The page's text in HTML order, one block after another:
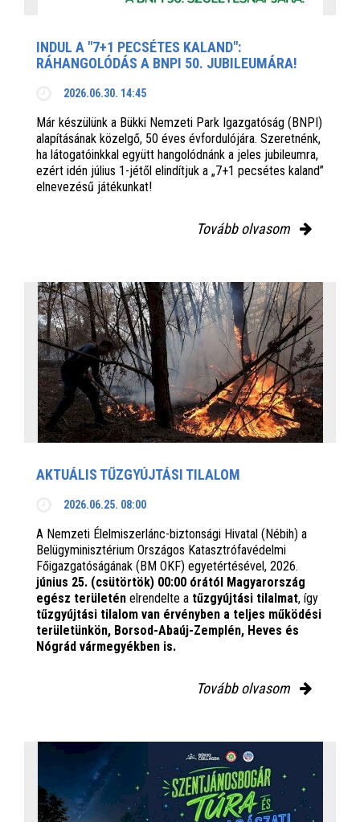
INDUL A "7+1 PECSÉTES KALAND":
RÁHANGOLÓDÁS A BNPI 50. JUBILEUMÁRA!
2026.06.30. 14:45
Már készülünk a Bükki Nemzeti Park Igazgatóság (BNPI)
alapításának közelgő, 50 éves évfordulójára. Szeretnénk,
ha látogatóinkkal együtt hangolódnánk a jeles jubileumra,
ezért idén július 1-jétől elindítjuk a „7+1 pecsétes kaland”
elnevezésű játékunkat!
Tovább olvasom
AKTUÁLIS TŰZGYÚJTÁSI TILALOM
2026.06.25. 08:00
A Nemzeti Élelmiszerlánc-biztonsági Hivatal (Nébih) a
Belügyminisztérium Országos Katasztrófavédelmi
Főigazgatóságának (BM OKF) egyetértésével, 2026.
június 25. (csütörtök) 00:00 órától Magyarország
egész területén elrendelte a tűzgyújtási tilalmat, így
tűzgyújtási tilalom van érvényben a teljes működési
területünkön, Borsod-Abaúj-Zemplén, Heves és
Nógrád vármegyékben is.
Tovább olvasom